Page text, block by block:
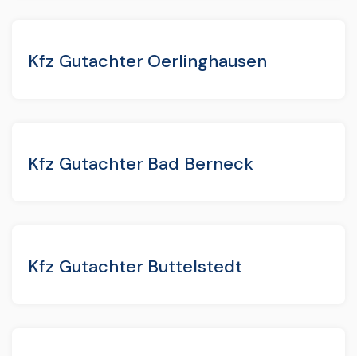
Kfz Gutachter Oerlinghausen
Kfz Gutachter Bad Berneck
Kfz Gutachter Buttelstedt